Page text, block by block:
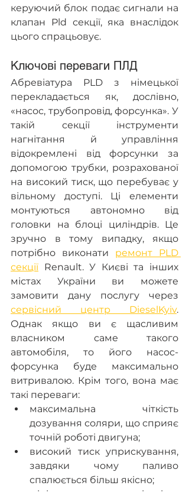
керуючий блок подає сигнали на
клапан Pld секції, яка внаслідок
цього спрацьовує.
Ключові переваги ПЛД
Абревіатура PLD з німецької
перекладається як, дослівно,
«насос, трубопровід, форсунка». У
такій секції інструменти
нагнітання й управління
відокремлені від форсунки за
допомогою трубки, розрахованої
на високий тиск, що перебуває у
вільному доступі. Ці елементи
монтуються автономно від
головки на блоці циліндрів. Це
зручно в тому випадку, якщо
потрібно виконати ремонт PLD
секції Renault. У Києві та інших
містах України ви можете
сервісний центр DieselKyiv.
Однак якщо ви є щасливим
власником саме такого
автомобіля, то його насос-
форсунка буде максимально
витривалою. Крім того, вона має
такі переваги:
максимальна чіткість
дозування соляри, що сприяє
точній роботі двигуна;
високий тиск уприскування,
завдяки чому паливо
спалюється більш якісно;